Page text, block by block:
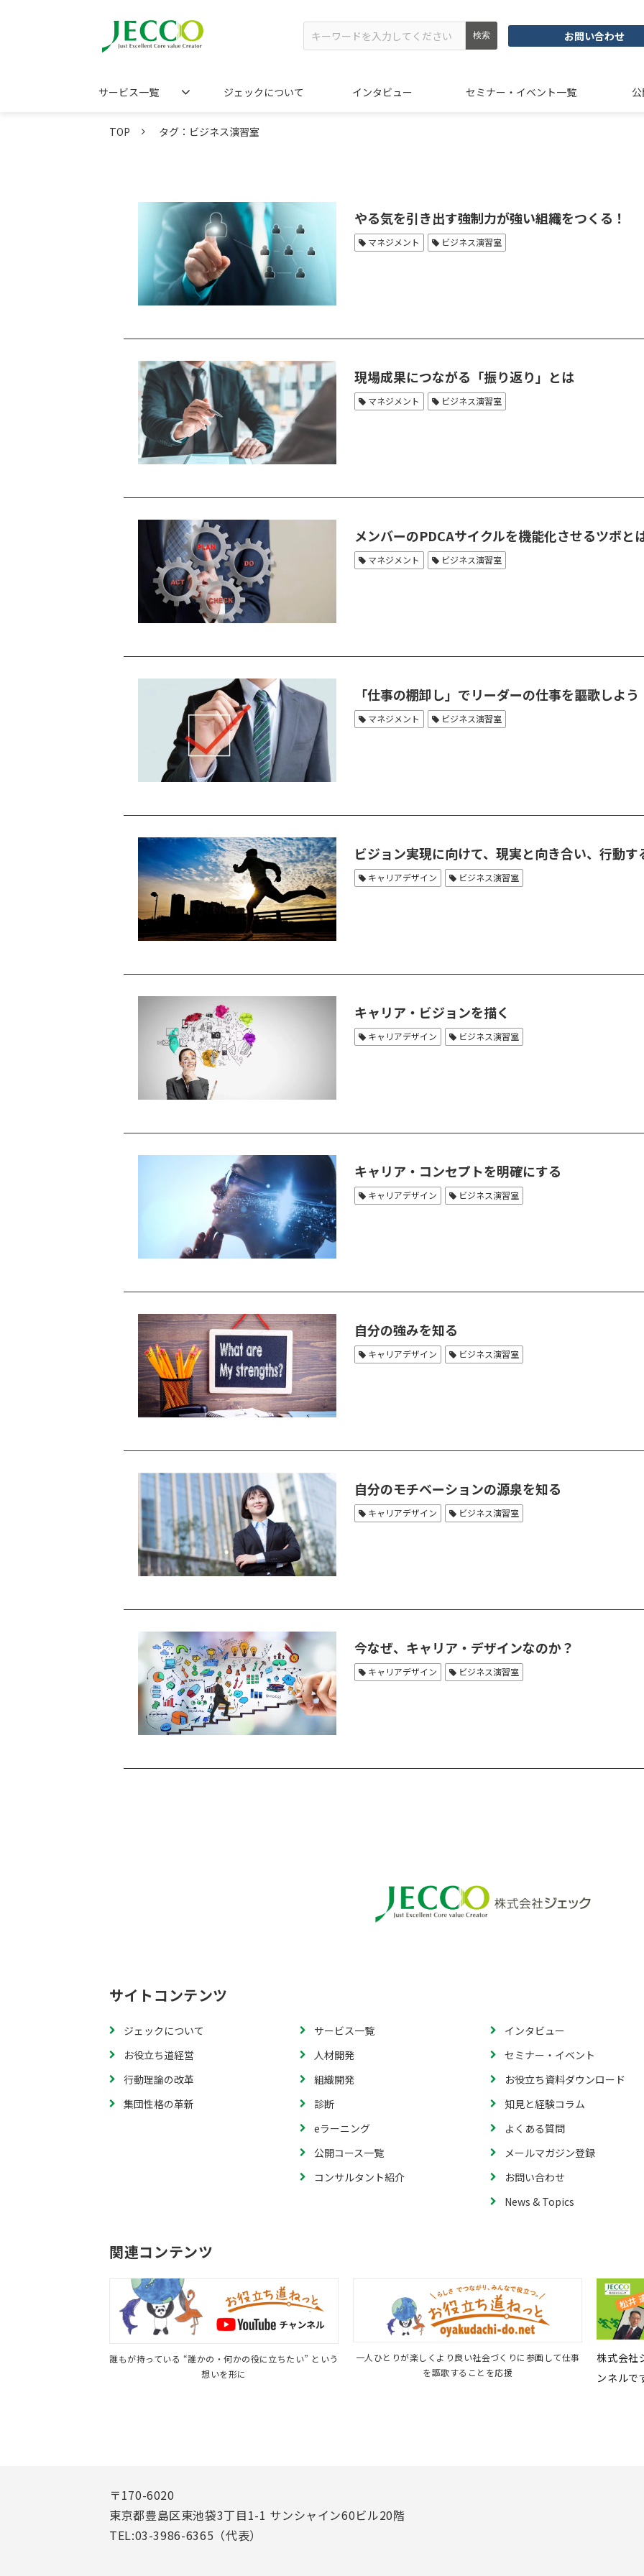
お問い合わせ
サービス一覧 ジェックについて インタビュー セミナー・イベント一覧
TOP タグ：ビジネス演習室
やる気を引き出す強制力が強い組織をつくる！
マネジメント ビジネス演習室
現場成果につながる「振り返り」とは
マネジメント ビジネス演習室
メンバーのPDCAサイクルを機能化させるツボと
マネジメント ビジネス演習室
「仕事の棚卸し」でリーダーの仕事を謳歌しよう
マネジメント ビジネス演習室
ビジョン実現に向けて、現実と向き合い、行動す
キャリアデザイン ビジネス演習室
キャリア・ビジョンを描く
キャリアデザイン ビジネス演習室
キャリア・コンセプトを明確にする
キャリアデザイン ビジネス演習室
自分の強みを知る
キャリアデザイン ビジネス演習室
自分のモチベーションの源泉を知る
キャリアデザイン ビジネス演習室
今なぜ、キャリア・デザインなのか？
キャリアデザイン ビジネス演習室
サイトコンテンツ
ジェックについて
お役立ち道経営
行動理論の改革
集団性格の革新
サービス一覧
人材開発
組織開発
診断
eラーニング
公開コース一覧
コンサルタント紹介
インタビュー
セミナー・イベント
お役立ち資料ダウンロード
知見と経験コラム
よくある質問
メールマガジン登録
お問い合わせ
News & Topics
関連コンテンツ
誰もが持っている “誰かの・何かの役に立ちたい” という
想いを形に
一人ひとりが楽しくより良い社会づくりに参画して仕事
を謳歌することを応援
株式会社
ンネルで
〒170-6020
東京都豊島区東池袋3丁目1-1 サンシャイン60ビル20階
TEL:03-3986-6365（代表）